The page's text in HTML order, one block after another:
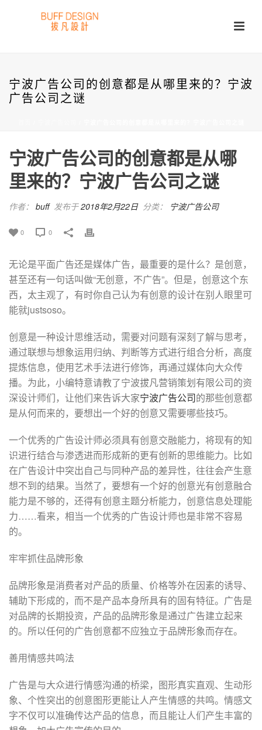
宁波广告公司的创意都是从哪里来的？宁波
广告公司之谜
宁波广告公司的创意都是从哪
里来的？宁波广告公司之谜
作者： buff 发布于2018年2月22日 分类： 宁波广告公司
0 0
无论是平面广告还是媒体广告，最重要的是什么？是创意，
甚至还有一句话叫做“无创意，不广告”。但是，创意这个东
西，太主观了，有时你自己认为有创意的设计在别人眼里可
能就justsoso。
创意是一种设计思维活动，需要对问题有深刻了解与思考，
通过联想与想象运用归纳、判断等方式进行组合分析，高度
提炼信息，使用艺术手法进行修饰，再通过媒体向大众传
播。为此，小编特意请教了宁波拔凡营销策划有限公司的资
深设计师们，让他们来告诉大家宁波广告公司的那些创意都
是从何而来的，要想出一个好的创意又需要哪些技巧。
一个优秀的广告设计师必须具有创意交融能力，将现有的知
识进行结合与渗透进而形成新的更有创新的思维能力。比如
在广告设计中突出自己与同种产品的差异性，往往会产生意
想不到的结果。当然了，要想有一个好的创意光有创意融合
能力是不够的，还得有创意主题分析能力，创意信息处理能
力……看来，相当一个优秀的广告设计师也是非常不容易
的。
牢牢抓住品牌形象
品牌形象是消费者对产品的质量、价格等外在因素的诱导、
辅助下形成的，而不是产品本身所具有的固有特征。广告是
对品牌的长期投资，产品的品牌形象是通过广告建立起来
的。所以任何的广告创意都不应独立于品牌形象而存在。
善用情感共鸣法
广告是与大众进行情感沟通的桥梁，图形真实直观、生动形
象、个性突出的创意图形更能让人产生情感的共鸣。情感文
字不仅可以准确传达产品的信息，而且能让人们产生丰富的